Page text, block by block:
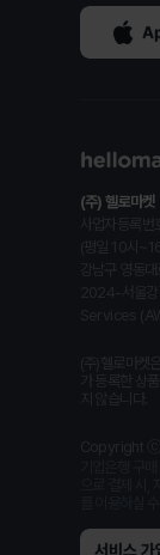
(주) 헬로마켓